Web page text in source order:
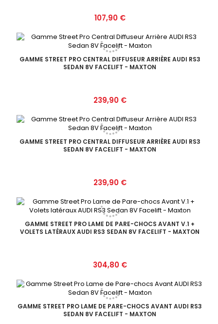
Prix
107,90 €
GAMME STREET PRO CENTRAL DIFFUSEUR ARRIÈRE AUDI RS3
SEDAN 8V FACELIFT - MAXTON
Prix
239,90 €
GAMME STREET PRO CENTRAL DIFFUSEUR ARRIÈRE AUDI RS3
SEDAN 8V FACELIFT - MAXTON
Prix
239,90 €
GAMME STREET PRO LAME DE PARE-CHOCS AVANT V.1 +
VOLETS LATÉRAUX AUDI RS3 SEDAN 8V FACELIFT - MAXTON
Prix
304,80 €
GAMME STREET PRO LAME DE PARE-CHOCS AVANT AUDI RS3
SEDAN 8V FACELIFT - MAXTON